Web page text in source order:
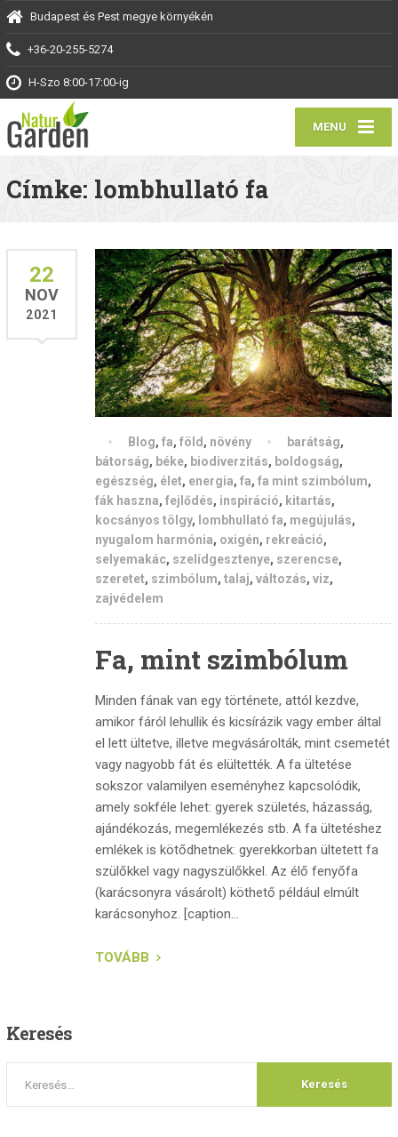
Budapest és Pest megye környékén
+36-20-255-5274
H-Szo 8:00-17:00-ig
MENU
Címke: lombhullató fa
22
NOV
2021
Blog, fa, föld , növény barátság,
bátorság, béke, biodiverzitás, boldogság,
egészség, élet, energia, fa, fa mint szimbólum,
fák haszna, fejlődés, inspiráció, kitartás,
kocsányos tölgy, lombhullató fa, megújulás,
nyugalom harmónia, oxigén, rekreáció,
selyemakác, szelídgesztenye, szerencse,
szeretet, szimbólum, talaj, változás, viz,
zajvédelem
Fa, mint szimbólum
Minden fának van egy története, attól kezdve,
amikor fáról lehullik és kicsírázik vagy ember által
el lett ültetve, illetve megvásárolták, mint csemetét
vagy nagyobb fát és elültették. A fa ültetése
sokszor valamilyen eseményhez kapcsolódik,
amely sokféle lehet: gyerek születés, házasság,
ajándékozás, megemlékezés stb. A fa ültetéshez
emlékek is kötődhetnek: gyerekkorban ültetett fa
szülőkkel vagy nagyszülőkkel. Az élő fenyőfa
(karácsonyra vásárolt) köthető például elmúlt
karácsonyhoz. [caption...
TOVÁBB
Keresés